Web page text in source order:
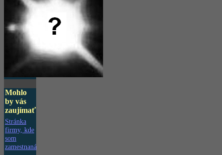
Mohlo
by vás
zaujímať
Stránka
firmy, kde
som
zamestnaná